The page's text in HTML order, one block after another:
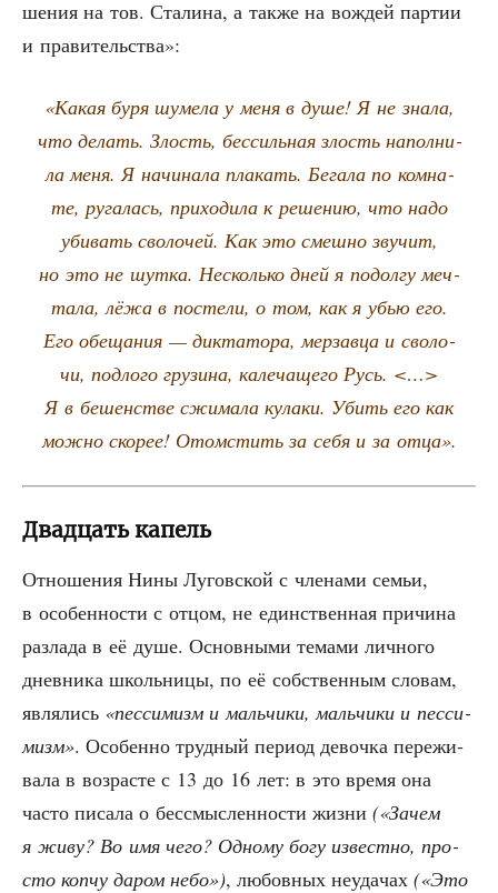
ше­ния на тов. Ста­ли­на, а так­же на вождей пар­тии
и правительства»:
«Какая буря шуме­ла у меня в душе! Я не зна­ла,
что делать. Злость, бес­силь­ная злость напол­ни­
ла меня. Я начи­на­ла пла­кать. Бега­ла по ком­на­
те, руга­лась, при­хо­ди­ла к реше­нию, что надо
уби­вать сво­ло­чей. Как это смеш­но зву­чит,
но это не шут­ка. Несколь­ко дней я подол­гу меч­
та­ла, лёжа в посте­ли, о том, как я убью его.
Его обе­ща­ния — дик­та­то­ра, мер­зав­ца и сво­ло­
чи, под­ло­го гру­зи­на, кале­ча­ще­го Русь. <…>
Я в бешен­стве сжи­ма­ла кула­ки. Убить его как
мож­но ско­рее! Ото­мстить за себя и за отца».
Двадцать капель
Отно­ше­ния Нины Лугов­ской с чле­на­ми семьи,
в осо­бен­но­сти с отцом, не един­ствен­ная при­чи­на
раз­ла­да в её душе. Основ­ны­ми тема­ми лич­но­го
днев­ни­ка школь­ни­цы, по её соб­ствен­ным сло­вам,
явля­лись «пес­си­мизм и маль­чи­ки, маль­чи­ки и пес­си­
мизм». Осо­бен­но труд­ный пери­од девоч­ка пере­жи­
ва­ла в воз­расте с 13 до 16 лет: в это вре­мя она
часто писа­ла о бес­смыс­лен­но­сти жиз­ни («Зачем
я живу? Во имя чего? Одно­му богу извест­но, про­
сто коп­чу даром небо»), любов­ных неуда­чах («Это